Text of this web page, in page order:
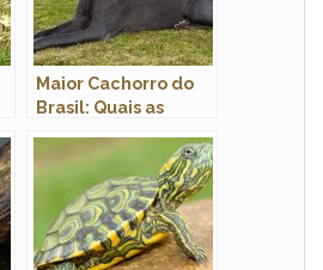
Maior Cachorro do
Brasil: Quais as